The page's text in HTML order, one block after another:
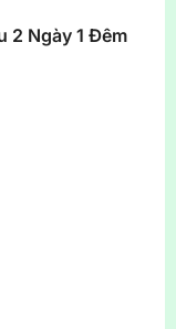
2 Ngày 1 Đêm